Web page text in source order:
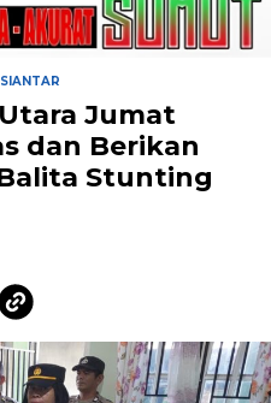
Jumat
dan Berikan
Stunting